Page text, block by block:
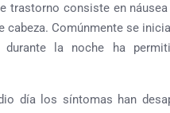
trastorno consiste en
cabeza. Comúnmente se
durante la noche ha
día los síntomas han